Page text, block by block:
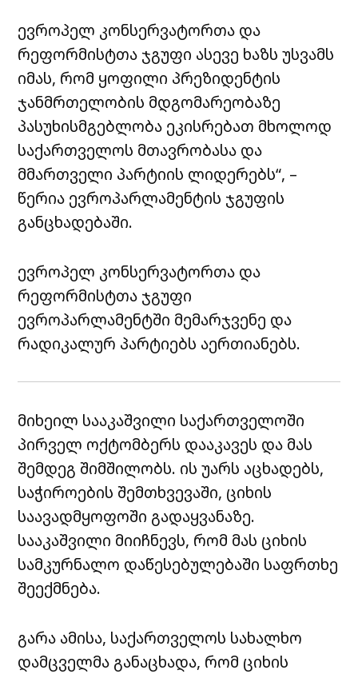
ევროპელ კონსერვატორთა და
რეფორმისტთა ჯგუფი ასევე ხაზს უსვამს
იმას, რომ ყოფილი პრეზიდენტის
ჯანმრთელობის მდგომარეობაზე
პასუხისმგებლობა ეკისრებათ მხოლოდ
საქართველოს მთავრობასა და
მმართველი პარტიის ლიდერებს“, –
წერია ევროპარლამენტის ჯგუფის
განცხადებაში.
ევროპელ კონსერვატორთა და
რეფორმისტთა ჯგუფი
ევროპარლამენტში მემარჯვენე და
რადიკალურ პარტიებს აერთიანებს.
მიხეილ სააკაშვილი საქართველოში
პირველ ოქტომბერს დააკავეს და მას
შემდეგ შიმშილობს. ის უარს აცხადებს,
საჭიროების შემთხვევაში, ციხის
საავადმყოფოში გადაყვანაზე.
სააკაშვილი მიიჩნევს, რომ მას ციხის
სამკურნალო დაწესებულებაში საფრთხე
შეექმნება.
გარა ამისა, საქართველოს სახალხო
დამცველმა განაცხადა, რომ ციხის